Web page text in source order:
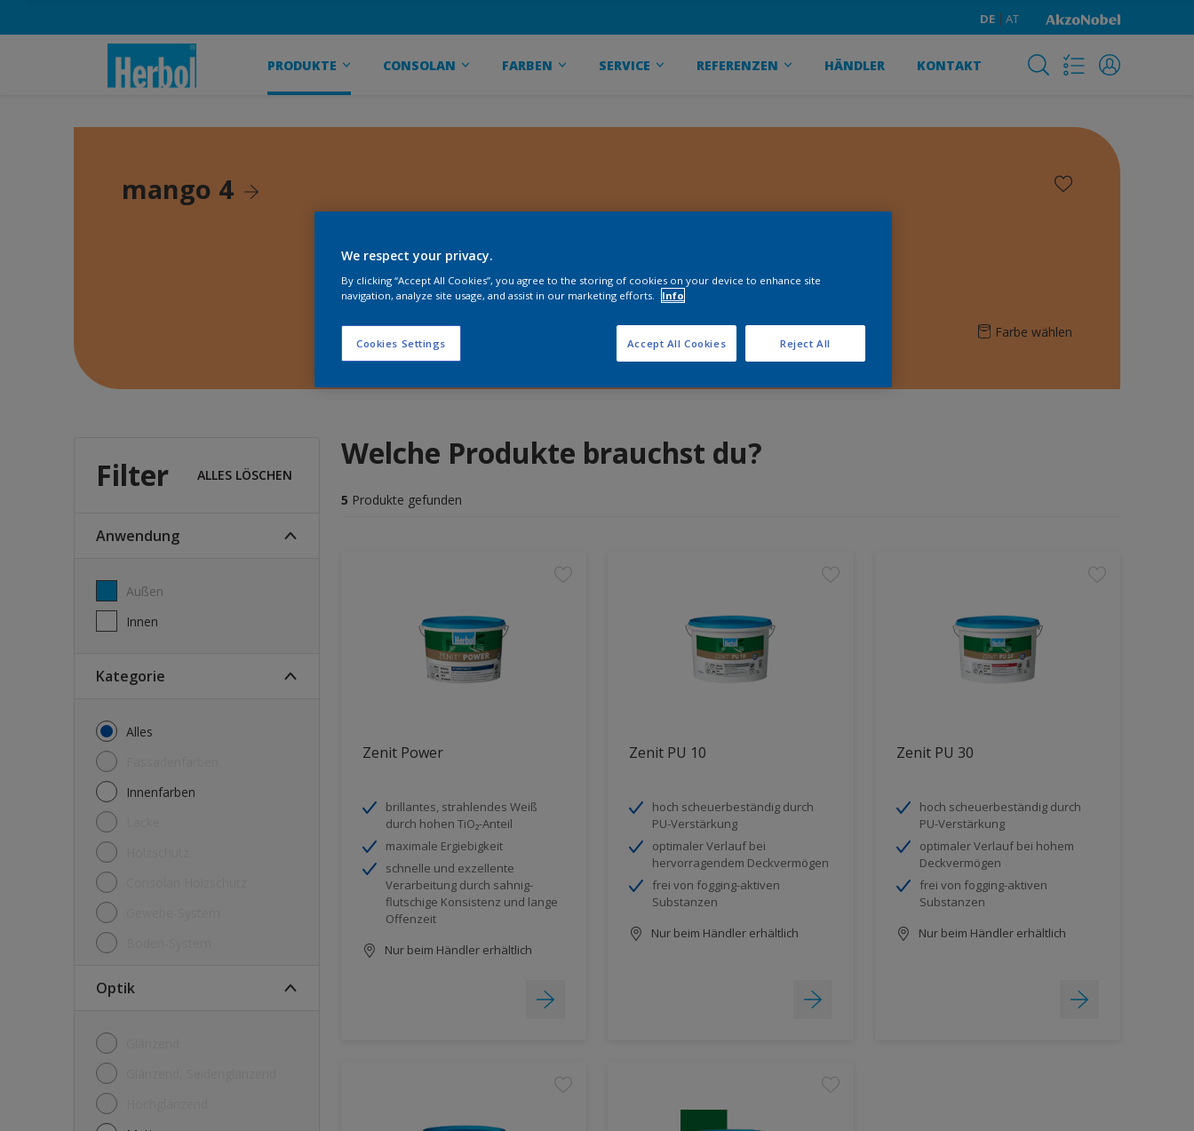
DE AT
PRODUKTE CONSOLAN FARBEN SERVICE REFERENZEN HÄNDLER KONTAKT
mango 4
Farbe wählen
Filter ALLES LÖSCHEN
Anwendung
Außen
Innen
Kategorie
Alles
Innenfarben
Optik
Welche Produkte brauchst du?
5 Produkte gefunden
Zenit Power
brillantes, strahlendes Weiß
durch hohen TiO₂-Anteil
maximale Ergiebigkeit
schnelle und exzellente
Verarbeitung durch sahnig-
flutschige Konsistenz und lange
Offenzeit
Nur beim Händler erhältlich
Zenit PU 10
hoch scheuerbeständig durch
PU-Verstärkung
optimaler Verlauf bei
hervorragendem Deckvermögen
frei von fogging-aktiven
Substanzen
Nur beim Händler erhältlich
Zenit PU 30
hoch scheuerbeständig durch
PU-Verstärkung
optimaler Verlauf bei hohem
Deckvermögen
frei von fogging-aktiven
Substanzen
Nur beim Händler erhältlich
We respect your privacy.
By clicking “Accept All Cookies”, you agree to the storing of cookies on your device to enhance site
navigation, analyze site usage, and assist in our marketing efforts.
Info
Cookies Settings Reject All
Accept All Cookies